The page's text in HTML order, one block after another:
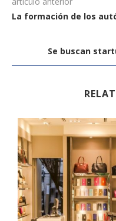
La formación de los
Se buscan